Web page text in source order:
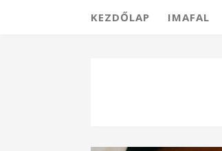
KEZDŐLAP IMAFAL